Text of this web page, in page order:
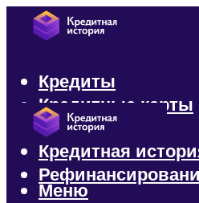
Кредиты
Кредитные карты
Микрозаймы
Кредитная
Меню